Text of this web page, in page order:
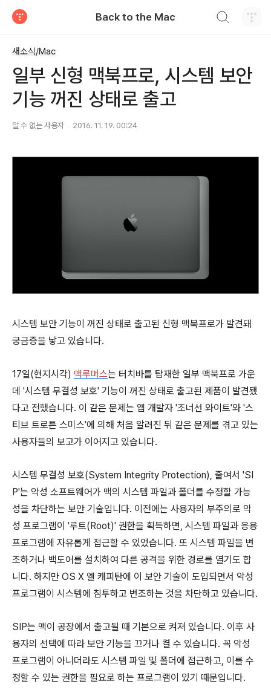
Back to the Mac
새소식/Mac
일부 신형 맥북프로, 시스템 보안
기능 꺼진 상태로 출고
알 수 없는 사용자 2016. 11. 19. 00:24
시스템 보안 기능이 꺼진 상태로 출고된 신형 맥북프로가 발견돼
궁금증을 낳고 있습니다.
17일(현지시각) 맥루머스는 터치바를 탑재한 일부 맥북프로 가운
데 '시스템 무결성 보호' 기능이 꺼진 상태로 출고된 제품이 발견됐
다고 전했습니다. 이 같은 문제는 앱 개발자 '조너선 와이트'와 '스
티브 트로튼 스미스'에 의해 처음 알려진 뒤 같은 문제를 겪고 있는
사용자들의 보고가 이어지고 있습니다.
시스템 무결성 보호(System Integrity Protection), 줄여서 'SI
P'는 악성 소프트웨어가 맥의 시스템 파일과 폴더를 수정할 가능
성을 차단하는 보안 기술입니다. 이전에는 사용자의 부주의로 악
성 프로그램이 '루트(Root)' 권한을 획득하면, 시스템 파일과 응용
프로그램에 자유롭게 접근할 수 있었습니다. 또 시스템 파일을 변
조하거나 백도어를 설치하여 다른 공격을 위한 경로를 열기도 합
니다. 하지만 OS X 엘 캐피탄에 이 보안 기술이 도입되면서 악성
프로그램이 시스템에 침투하고 변조하는 것을 차단하고 있습니다.
SIP는 맥이 공장에서 출고될 때 기본으로 켜져 있습니다. 이후 사
용자의 선택에 따라 보안 기능을 끄거나 켤 수 있습니다. 꼭 악성
프로그램이 아니더라도 시스템 파일 및 폴더에 접근하고, 이를 수
정할 수 있는 권한을 필요로 하는 프로그램이 있기 때문입니다.